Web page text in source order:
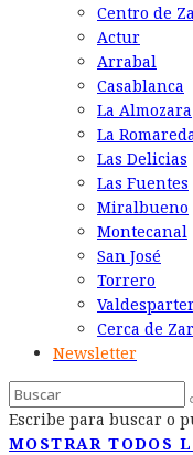
Centro de
Actur
Arrabal
Casablanca
La Almozara
La
Las Delicias
Las Fuentes
Miralbueno
Montecanal
San José
Torrero
Cerca de
Newsletter
Escribe para buscar o
MOSTRAR TODOS